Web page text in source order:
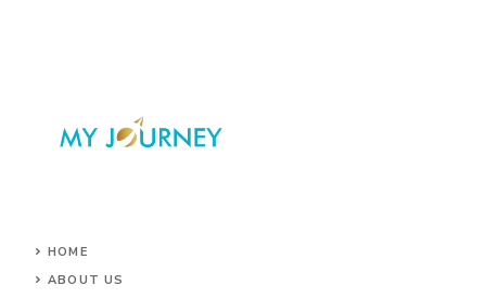
HOME
ABOUT US